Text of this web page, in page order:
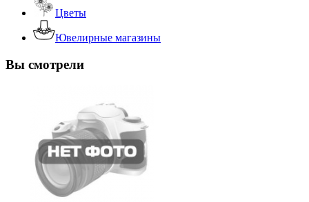
Цветы
Ювелирные магазины
Вы смотрели